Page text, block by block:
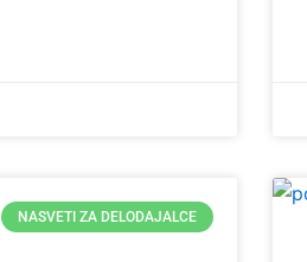
NASVETI ZA DELODAJALCE